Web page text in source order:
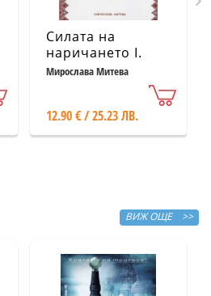
Силата на
наричането І.
Тайната на
български
обичаи, които
Мирослава Митева
12.90 € / 25.23 ЛВ.
ВИЖ ОЩЕ >>